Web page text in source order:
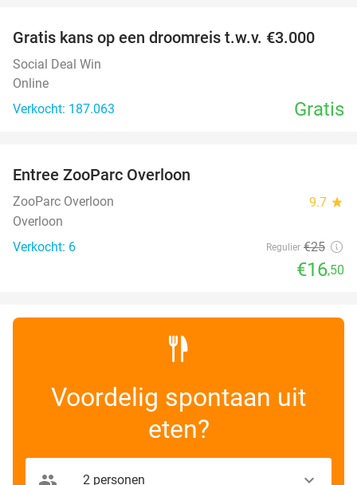
Gratis kans op een droomreis t.w.v. €3.000
Social Deal Win
Online
Verkocht: 187.063
Gratis
TODAY
Entree ZooParc Overloon
ZooParc Overloon 9.7 star
Overloon
Verkocht: 6
Regulier €25
€16,50
Voordelig spontaan uit
eten?